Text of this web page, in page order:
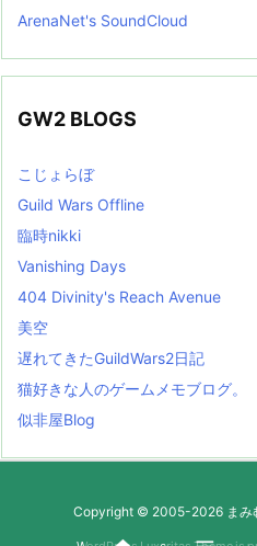
ArenaNet's SoundCloud
GW2 BLOGS
こじょらぼ
Guild Wars Offline
臨時nikki
Vanishing Days
404 Divinity's Reach Avenue
美空
遅れてきたGuildWars2日記
猫好きな人のゲームメモブログ。
似非屋Blog
Copyright © 2005-2026 まみ